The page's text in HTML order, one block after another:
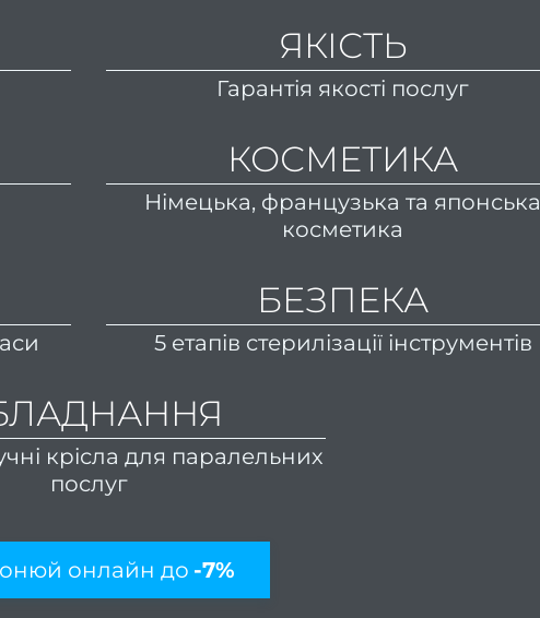
ЯКІСТЬ
Гарантія якості послуг
КОСМЕТИКА
Німецька, французька та японська
косметика
БЕЗПЕКА
5 етапів стерилізації інструментів
крісла для паралельних
послуг
онлайн до -7%